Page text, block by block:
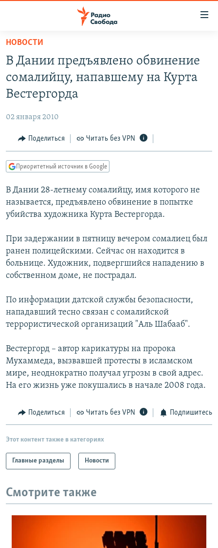
упрощенного
доступа
основному
Вернутся
Вернутся
поиску
ПОДКАСТЫ
АВТОРСКИЕ ПРОЕКТЫ
МНЕНИЯ
КУЛЬТУРА
КАВКАЗ.РЕАЛИИ
СЕВЕР.РЕАЛИИ
СИБИРЬ.РЕАЛИИ
ПОДПИШИТЕСЬ НА РАССЫЛКУ
СОЦИАЛЬНЫЕ СЕТИ
НОВОСТИ
В Дании предъявлено обвинение
сомалийцу, напавшему на Курта
Вестергорда
02 января 2010
Поделиться Читать без VPN
Приоритетный источник в Google
В Дании 28-летнему сомалийцу, имя которого не
называется, предъявлено обвинение в попытке
убийства художника Курта Вестергорда.
При задержании в пятницу вечером сомалиец был
ранен полицейскими. Сейчас он находится в
больнице. Художник, подвергшийся нападению в
собственном доме, не пострадал.
По информации датской службы безопасности,
нападавший тесно связан с сомалийской
террористической организаций "Аль Шабааб".
Вестергорд – автор карикатуры на пророка
Мухаммеда, вызвавшей протесты в исламском
мире, неоднократно получал угрозы в свой адрес.
На его жизнь уже покушались в начале 2008 года.
Поделиться Читать без VPN Подпишитесь
Этот контент также в категориях
Главные разделы Новости
Смотрите также